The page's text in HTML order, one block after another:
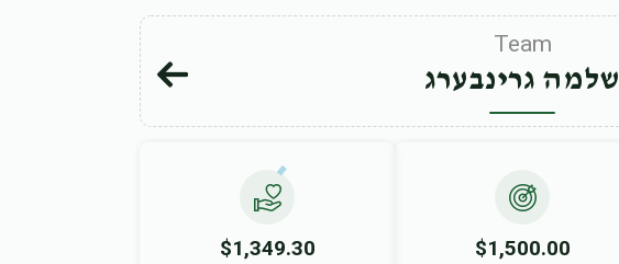
Team
שלמה גרינבערג
$1,349.30 $1,500.00